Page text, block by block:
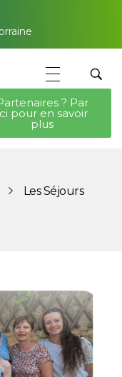
? Par
pour en savoir
plus
Les Séjours